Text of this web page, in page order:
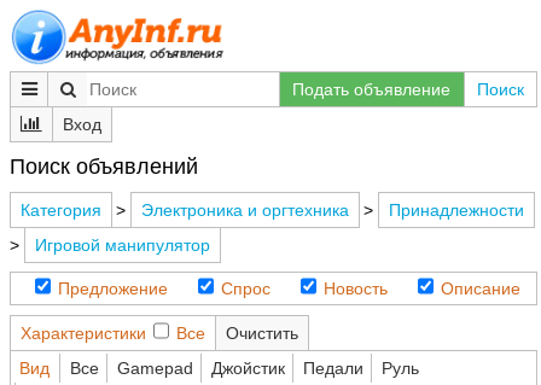
Подать объявление
Поиск
Вход
Поиск объявлений
Категория > Электроника и оргтехника >
Принадлежности
>
Игровой манипулятор
Предложение Спрос Новость Описание
Характеристики Все
Очистить
Вид
Все Gamepad Джойстик Педали
Руль